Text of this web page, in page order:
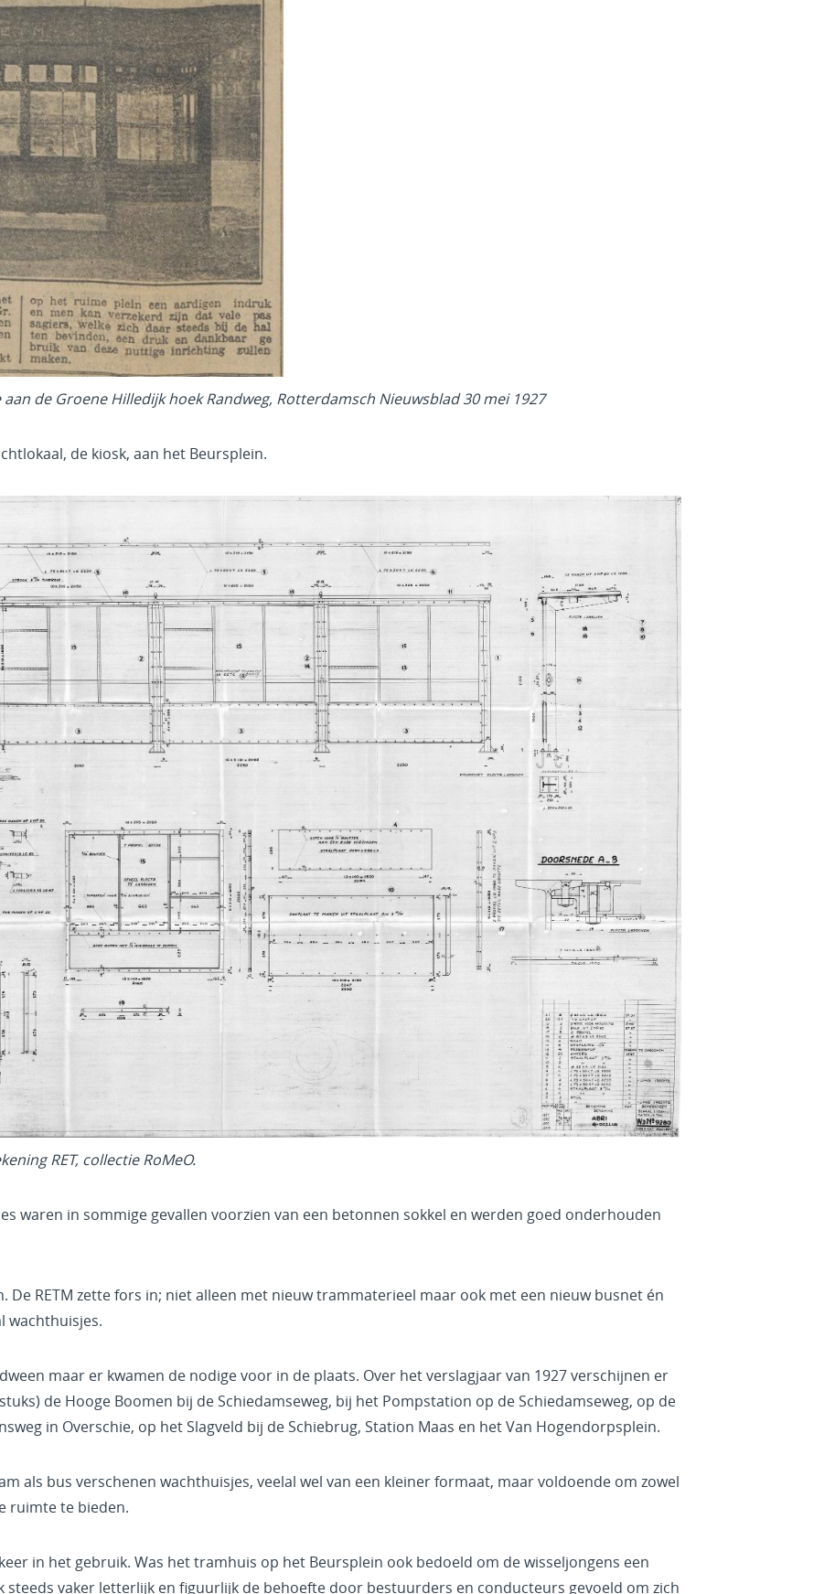
de Groene Hilledijk hoek Randweg, Rotterdamsch Nieuwsblad 30 mei 1927
de kiosk, aan het Beursplein.
RET, collectie RoMeO.
waren in sommige gevallen voorzien van een betonnen sokkel en werden goed onderhouden
De RETM zette fors in; niet alleen met nieuw trammaterieel maar ook met een nieuw busnet én
wachthuisjes.
maar er kwamen de nodige voor in de plaats. Over het verslagjaar van 1927 verschijnen er
de Hooge Boomen bij de Schiedamseweg, bij het Pompstation op de Schiedamseweg, op de
in Overschie, op het Slagveld bij de Schiebrug, Station Maas en het Van Hogendorpsplein.
als bus verschenen wachthuisjes, veelal wel van een kleiner formaat, maar voldoende om zowel
ruimte te bieden.
in het gebruik. Was het tramhuis op het Beursplein ook bedoeld om de wisseljongens een
steeds vaker letterlijk en figuurlijk de behoefte door bestuurders en conducteurs gevoeld om zich